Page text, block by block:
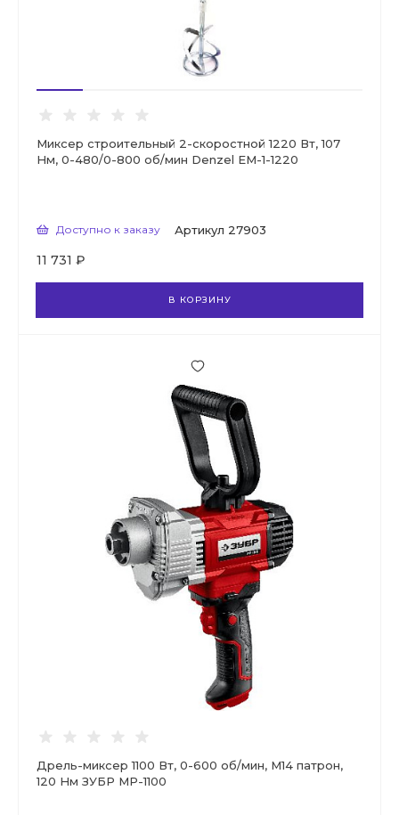
Миксер строительный 2-скоростной 1220 Вт, 107
Нм, 0-480/0-800 об/мин Denzel EM-1-1220
Доступно к заказу Артикул 27903
11 731 ₽
В КОРЗИНУ
Дрель-миксер 1100 Вт, 0-600 об/мин, М14 патрон,
120 Нм ЗУБР МР-1100